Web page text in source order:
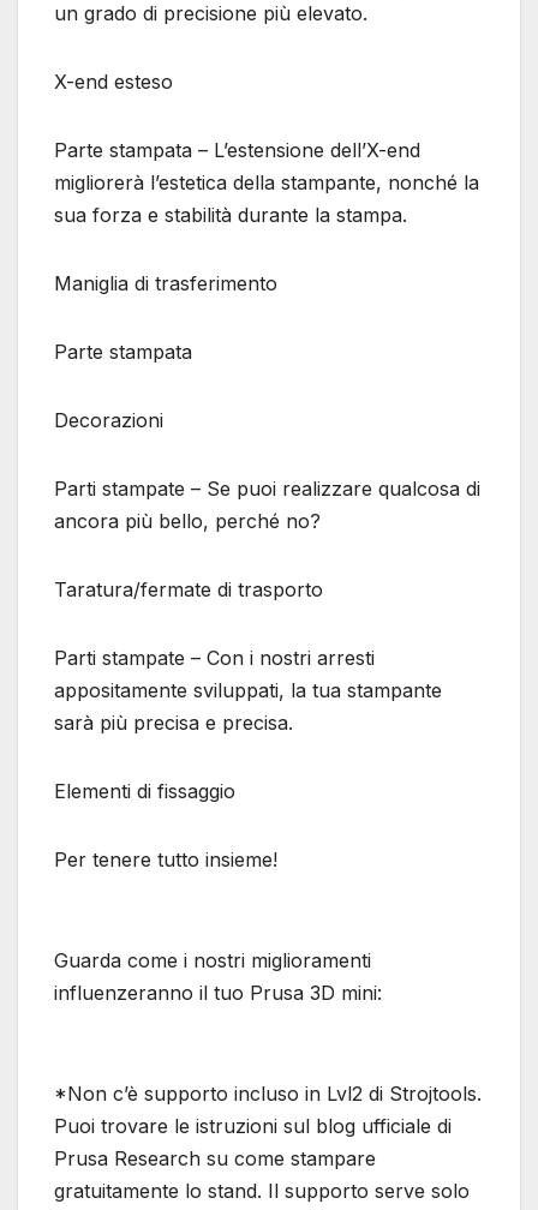
un grado di precisione più elevato.
X-end esteso
Parte stampata – L’estensione dell’X-end
migliorerà l’estetica della stampante, nonché la
sua forza e stabilità durante la stampa.
Maniglia di trasferimento
Parte stampata
Decorazioni
Parti stampate – Se puoi realizzare qualcosa di
ancora più bello, perché no?
Taratura/fermate di trasporto
Parti stampate – Con i nostri arresti
appositamente sviluppati, la tua stampante
sarà più precisa e precisa.
Elementi di fissaggio
Per tenere tutto insieme!
Guarda come i nostri miglioramenti
influenzeranno il tuo Prusa 3D mini:
*Non c’è supporto incluso in Lvl2 di Strojtools.
Puoi trovare le istruzioni sul blog ufficiale di
Prusa Research su come stampare
gratuitamente lo stand. Il supporto serve solo